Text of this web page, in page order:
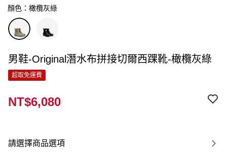
顏色：橄欖灰綠
男鞋-Original潛水布拼接切爾西踝靴-橄欖灰綠
超取免運費
NT$6,080
請選擇商品選項